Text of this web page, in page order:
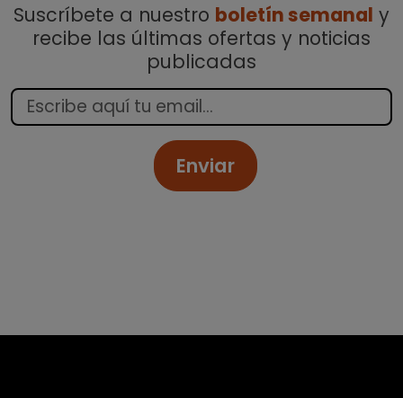
Suscríbete a nuestro boletín semanal y
recibe las últimas ofertas y noticias
publicadas
Enviar